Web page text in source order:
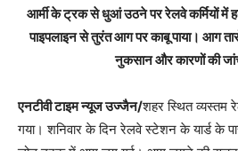
आर्मी के ट्रक से धुआं उठने पर रेलवे कर्मियों में
पाइपलाइन से तुरंत आग पर काबू पाया। आग
नुकसान और कारणों की
एनटीवी टाइम न्यूज उज्जैन/शहर स्थित व्यस्तम
गया। शनिवार के दिन रेलवे स्टेशन के यार्ड के